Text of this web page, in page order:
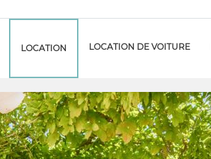
LOCATION LOCATION DE VOITURE